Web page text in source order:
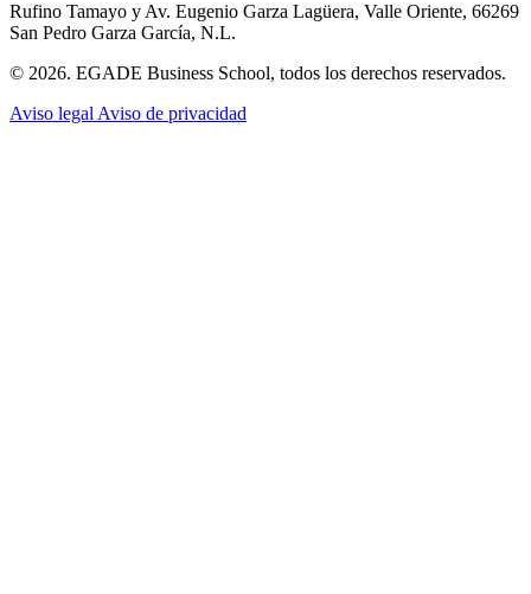
Rufino Tamayo y Av. Eugenio Garza Lagüera, Valle Oriente, 66269
San Pedro Garza García, N.L.
© 2026. EGADE Business School, todos los derechos reservados.
Aviso legal Aviso de privacidad